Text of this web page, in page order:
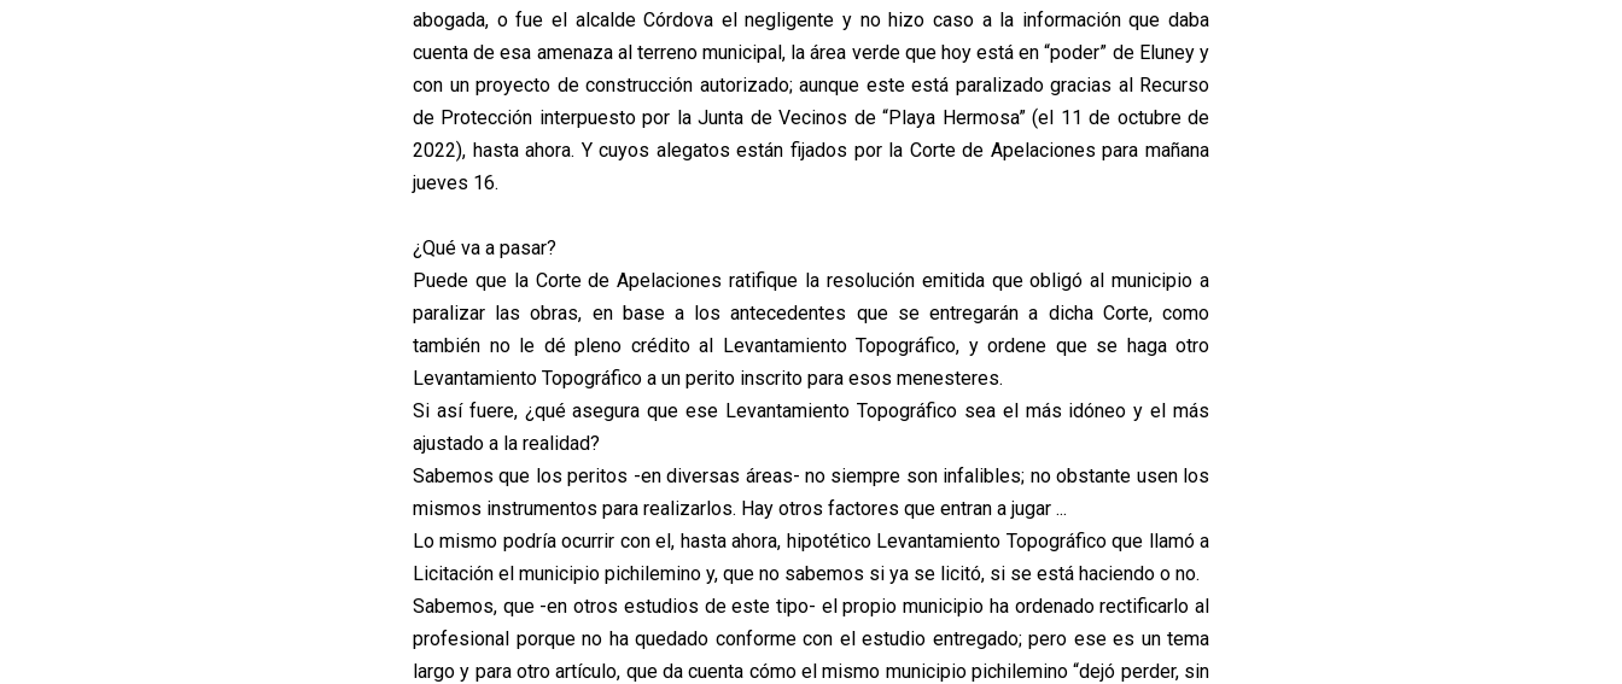
abogada, o fue el alcalde Córdova el negligente y no hizo caso a la información que daba
cuenta de esa amenaza al terreno municipal, la área verde que hoy está en “poder” de Eluney y
con un proyecto de construcción autorizado; aunque este está paralizado gracias al Recurso
de Protección interpuesto por la Junta de Vecinos de “Playa Hermosa” (el 11 de octubre de
2022), hasta ahora. Y cuyos alegatos están fijados por la Corte de Apelaciones para mañana
jueves 16.
¿Qué va a pasar?
Puede que la Corte de Apelaciones ratifique la resolución emitida que obligó al municipio a
paralizar las obras, en base a los antecedentes que se entregarán a dicha Corte, como
también no le dé pleno crédito al Levantamiento Topográfico, y ordene que se haga otro
Levantamiento Topográfico a un perito inscrito para esos menesteres.
Si así fuere, ¿qué asegura que ese Levantamiento Topográfico sea el más idóneo y el más
ajustado a la realidad?
Sabemos que los peritos -en diversas áreas- no siempre son infalibles; no obstante usen los
mismos instrumentos para realizarlos. Hay otros factores que entran a jugar ...
Lo mismo podría ocurrir con el, hasta ahora, hipotético Levantamiento Topográfico que llamó a
Licitación el municipio pichilemino y, que no sabemos si ya se licitó, si se está haciendo o no.
Sabemos, que -en otros estudios de este tipo- el propio municipio ha ordenado rectificarlo al
profesional porque no ha quedado conforme con el estudio entregado; pero ese es un tema
largo y para otro artículo, que da cuenta cómo el mismo municipio pichilemino “dejó perder, sin